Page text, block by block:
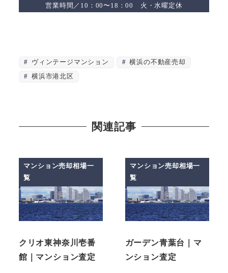
営業時間／10：00〜18：00 火・水曜定休
ヴィンテージマンション
横浜の不動産売却
横浜市港北区
関連記事
マンション売却相場一
覧
クリオ東神奈川壱番
館｜マンション査定
マンション売却相場一
覧
ガーデン青葉台｜マ
ンション査定